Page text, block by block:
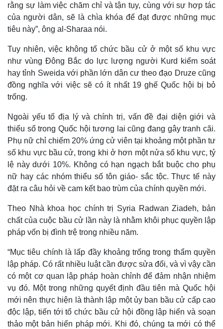
Thế giới
Quan sát
Cuộc sống đó đây
Hồ sơ
Multimedia
Video
Ảnh
E-Magazine
rằng sự làm việc chăm chỉ và tận tụy, cùng với sự hợp tác
của người dân, sẽ là chìa khóa để đạt được những mục
tiêu này”, ông al-Sharaa nói.
Tuy nhiên, việc không tổ chức bầu cử ở một số khu vực
như vùng Đông Bắc do lực lượng người Kurd kiểm soát
hay tỉnh Sweida với phần lớn dân cư theo đạo Druze cũng
đồng nghĩa với việc sẽ có ít nhất 19 ghế Quốc hội bị bỏ
trống.
Ngoài yếu tố địa lý và chính trị, vấn đề đại diện giới và
thiểu số trong Quốc hội tương lai cũng đang gây tranh cãi.
Phụ nữ chỉ chiếm 20% ứng cử viên tại khoảng một phần tư
số khu vực bầu cử, trong khi ở hơn một nửa số khu vực, tỷ
lệ này dưới 10%. Không có hạn ngạch bắt buộc cho phụ
nữ hay các nhóm thiểu số tôn giáo- sắc tộc. Thực tế này
đặt ra câu hỏi về cam kết bao trùm của chính quyền mới.
Theo Nhà khoa học chính trị Syria Radwan Ziadeh, bản
chất của cuộc bầu cử lần này là nhằm khôi phục quyền lập
pháp vốn bị đình trệ trong nhiều năm.
“Mục tiêu chính là lấp đầy khoảng trống trong thẩm quyền
lập pháp. Có rất nhiều luật cần được sửa đổi, và vì vậy cần
có một cơ quan lập pháp hoàn chỉnh để đảm nhận nhiệm
vụ đó. Một trong những quyết định đầu tiên mà Quốc hội
mới nên thực hiện là thành lập một ủy ban bầu cử cấp cao
độc lập, tiến tới tổ chức bầu cử hội đồng lập hiến và soạn
thảo một bản hiến pháp mới. Khi đó, chúng ta mới có thể